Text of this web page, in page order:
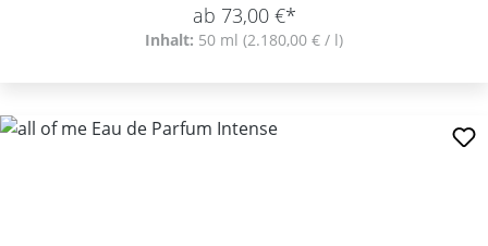
ab 73,00 €*
Inhalt: 50 ml (2.180,00 € / l)